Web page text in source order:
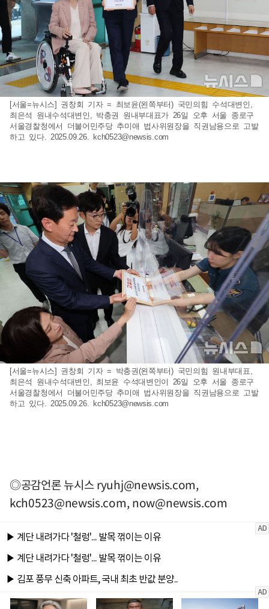
[서울=뉴시스] 권창회 기자 = 최보윤(왼쪽부터) 국민의힘 수석대변인,
최은석 원내수석대변인, 박충권 원내부대표가 26일 오후 서울 종로구
서울경찰청에서 더불어민주당 추미애 법사위원장을 직권남용으로 고발
하고 있다. 2025.09.26. kch0523@newsis.com
[서울=뉴시스] 권창회 기자 = 박충권(왼쪽부터) 국민의힘 원내부대표,
최은석 원내수석대변인, 최보윤 수석대변인이 26일 오후 서울 종로구
서울경찰청에서 더불어민주당 추미애 법사위원장을 직권남용으로 고발
하고 있다. 2025.09.26. kch0523@newsis.com
◎공감언론 뉴시스ryuhj@newsis.com,
kch0523@newsis.com,now@newsis.com